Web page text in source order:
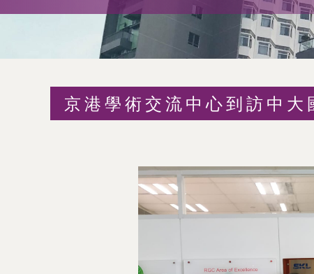
術
交
京港學術交流中心到訪中大